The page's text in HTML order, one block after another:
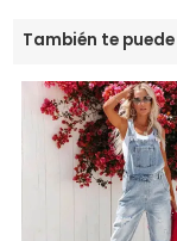
También te